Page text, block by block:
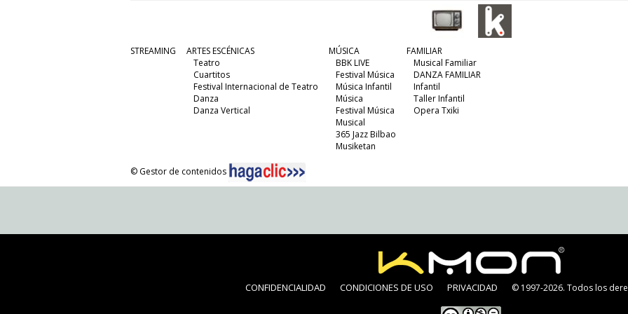
STREAMING
ARTES ESCÉNICAS
Teatro
Cuartitos
Festival Internacional de Teatro
Danza
Danza Vertical
MÚSICA
BBK LIVE
Festival Música
Música Infantil
Música
Festival Música
Musical
365 Jazz Bilbao
Musiketan
FAMILIAR
Musical Familiar
DANZA FAMILIAR
Infantil
Taller Infantil
Opera Txiki
© Gestor de contenidos
CONFIDENCIALIDAD CONDICIONES DE USO PRIVACIDAD © 1997-2026. Todos los